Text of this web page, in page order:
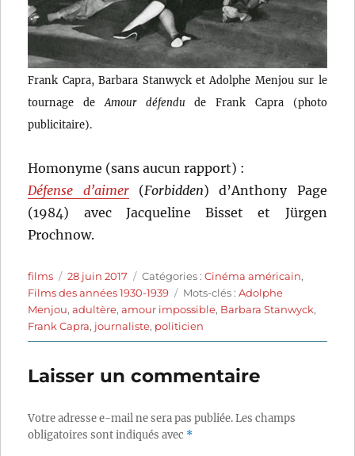
Frank Capra, Barbara Stanwyck et Adolphe Menjou sur le
tournage deAmour défendu de Frank Capra (photo
publicitaire).
Homonyme (sans aucun rapport) :
Défense d’aimer(Forbidden) d’Anthony Page
(1984) avec Jacqueline Bisset et Jürgen
Prochnow.
Auteur
films
Publié
le
28 juin 2017 Catégories
Catégories :Cinéma américain,
Films des années 1930-1939
Étiquettes
Mots-clés :Adolphe
Menjou,adultère,amour impossible, Barbara Stanwyck,
Frank Capra, journaliste, politicien
Laisser un commentaire
Votre adresse e-mail ne sera pas publiée.Les champs
obligatoires sont indiqués avec *